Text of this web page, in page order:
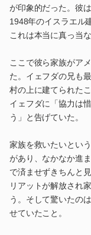
が印象的だった。彼
1948年のイスラエル
これは本当に真っ当
ここで彼ら家族がア
た。イェフダの兄も
村の上に建てられた
イェフダに「協力は
う」と告げていた。
家族を救いたいとい
があり、なかなか進
で済ませずきちんと見
リアットが解放され
う。そして驚いたの
せていたこと。